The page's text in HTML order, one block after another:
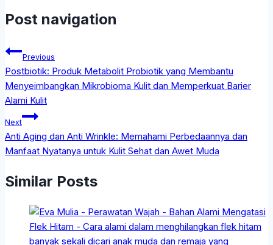
Post navigation
Previous
Postbiotik: Produk Metabolit Probiotik yang Membantu
Menyeimbangkan Mikrobioma Kulit dan Memperkuat Barier
Alami Kulit
Next
Anti Aging dan Anti Wrinkle: Memahami Perbedaannya dan
Manfaat Nyatanya untuk Kulit Sehat dan Awet Muda
Similar Posts